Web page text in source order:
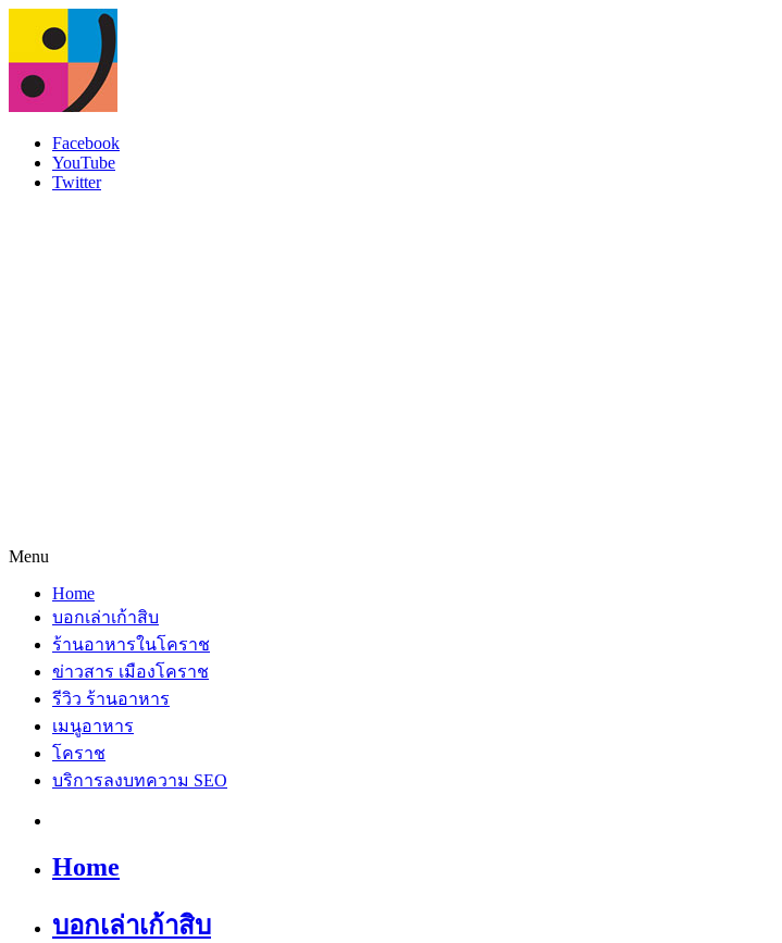
Facebook
YouTube
Twitter
Menu
Home
บอกเล่าเก้าสิบ
ร้านอาหารในโคราช
ข่าวสาร เมืองโคราช
รีวิว ร้านอาหาร
เมนูอาหาร
โคราช
บริการลงบทความ SEO
Home
บอกเล่าเก้าสิบ